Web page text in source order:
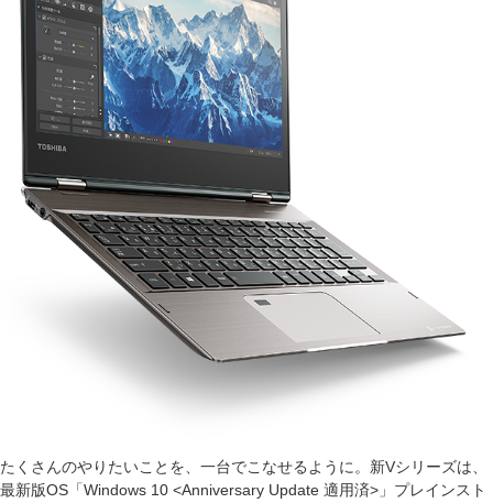
たくさんのやりたいことを、一台でこなせるように。新Vシリーズは、
最新版OS「Windows 10 <Anniversary Update 適用済>」プレインスト